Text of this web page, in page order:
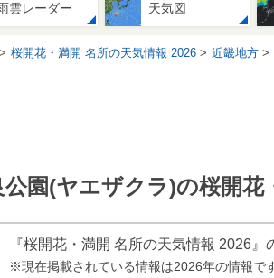
雲レーダー 天気図
桜開花・満開 名所の天気情報 2026 近畿地方
公園(ヤエザクラ)の桜開花
『桜開花・満開 名所の天気情報 2026』
※現在掲載されている情報は2026年の情報で